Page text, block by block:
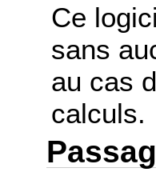
Ce
sans
au cas
calculs.